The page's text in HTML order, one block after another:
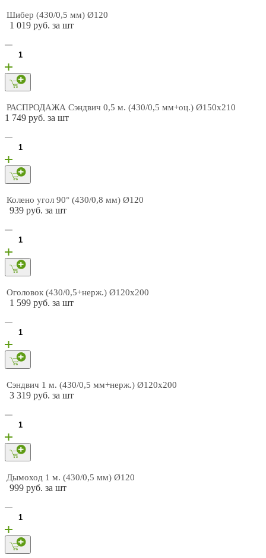
Шибер (430/0,5 мм) Ø120
1 019 руб. за шт
РАСПРОДАЖА Сэндвич 0,5 м. (430/0,5 мм+оц.) Ø150х210
1 749 руб. за шт
Колено угол 90° (430/0,8 мм) Ø120
939 руб. за шт
Оголовок (430/0,5+нерж.) Ø120х200
1 599 руб. за шт
Сэндвич 1 м. (430/0,5 мм+нерж.) Ø120х200
3 319 руб. за шт
Дымоход 1 м. (430/0,5 мм) Ø120
999 руб. за шт